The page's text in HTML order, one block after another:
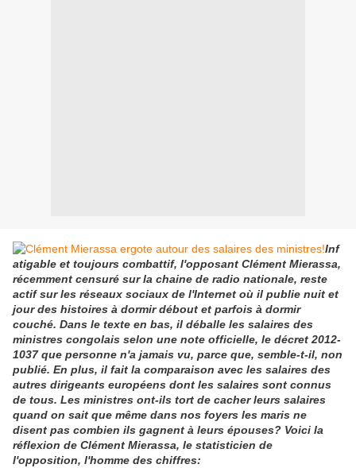
Inf
atigable et toujours combattif, l'opposant Clément Mierassa,
récemment censuré sur la chaine de radio nationale, reste
actif sur les réseaux sociaux de l'Internet où il publie nuit et
jour des histoires à dormir débout et parfois à dormir
couché. Dans le texte en bas, il déballe les salaires des
ministres congolais selon une note officielle, le décret 2012-
1037 que personne n'a jamais vu, parce que, semble-t-il, non
publié. En plus, il fait la comparaison avec les salaires des
autres dirigeants européens dont les salaires sont connus
de tous. Les ministres ont-ils tort de cacher leurs salaires
quand on sait que même dans nos foyers les maris ne
disent pas combien ils gagnent à leurs épouses? Voici la
réflexion de Clément Mierassa, le statisticien de
l'opposition, l'homme des chiffres: